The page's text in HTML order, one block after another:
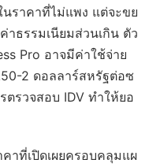
ราคาที่ไม่แพง แต่จะขย
าธรรมเนียมส่วนเกิน ตัว
Pro อาจมีค่าใช้จ่าย
2 ดอลลาร์สหรัฐต่อซ
ตรวจสอบ IDV ทำให้ยอ
าที่เปิดเผยครอบคลุมแผ